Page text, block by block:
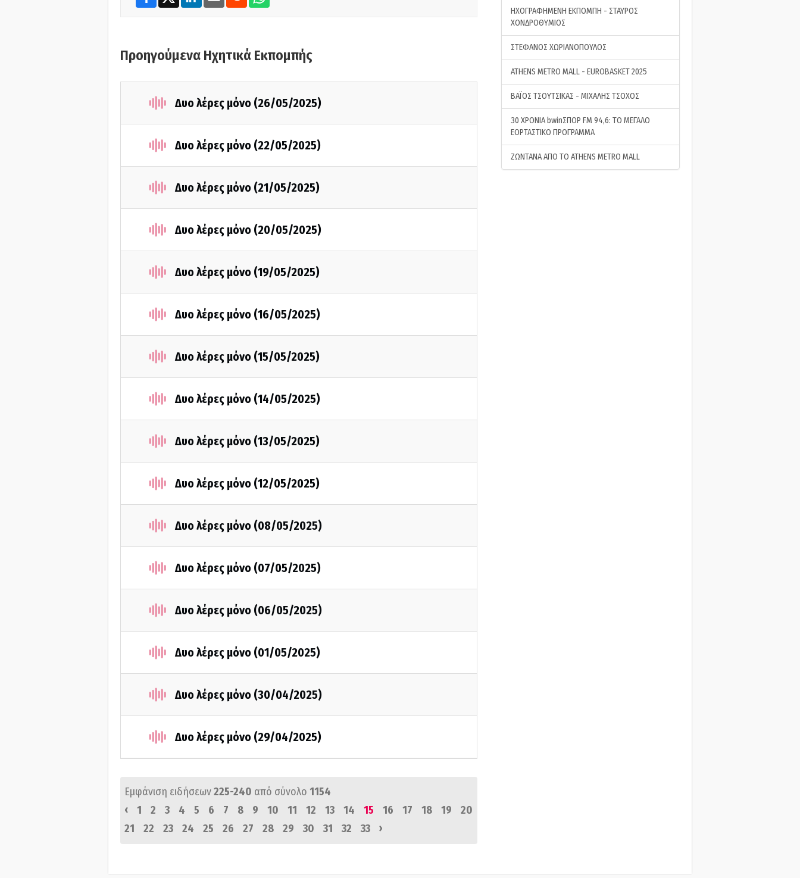
Προηγούμενα Ηχητικά Εκπομπής
Δυο λέρες μόνο (26/05/2025)
Δυο λέρες μόνο (22/05/2025)
Δυο λέρες μόνο (21/05/2025)
Δυο λέρες μόνο (20/05/2025)
Δυο λέρες μόνο (19/05/2025)
Δυο λέρες μόνο (16/05/2025)
Δυο λέρες μόνο (15/05/2025)
Δυο λέρες μόνο (14/05/2025)
Δυο λέρες μόνο (13/05/2025)
Δυο λέρες μόνο (12/05/2025)
Δυο λέρες μόνο (08/05/2025)
Δυο λέρες μόνο (07/05/2025)
Δυο λέρες μόνο (06/05/2025)
Δυο λέρες μόνο (01/05/2025)
Δυο λέρες μόνο (30/04/2025)
Δυο λέρες μόνο (29/04/2025)
Εμφάνιση ειδήσεων225-240 από σύνολο 1154
‹
1 2 3 4 5 6 7 8 9 10 11 12 13 14 15 16 17 18 19
20
21
22 23 24 25 26 27 28 29 30 31 32 33 ›
ΗΧΟΓΡΑΦΗΜΕΝΗ ΕΚΠΟΜΠΗ - ΣΤΑΥΡΟΣ
ΧΟΝΔΡΟΘΥΜΙΟΣ
ΣΤΕΦΑΝΟΣ ΧΩΡΙΑΝΟΠΟΥΛΟΣ
ATHENS METRO MALL - EUROBASKET 2025
ΒΑΪΟΣ ΤΣΟΥΤΣΙΚΑΣ - ΜΙΧΑΛΗΣ ΤΣΟΧΟΣ
30 ΧΡΟΝΙΑ bwinΣΠΟΡ FM 94,6: ΤΟ ΜΕΓΑΛΟ
ΕΟΡΤΑΣΤΙΚΟ ΠΡΟΓΡΑΜΜΑ
ΖΩΝΤΑΝΑ ΑΠΟ ΤΟ ATHENS METRO MALL